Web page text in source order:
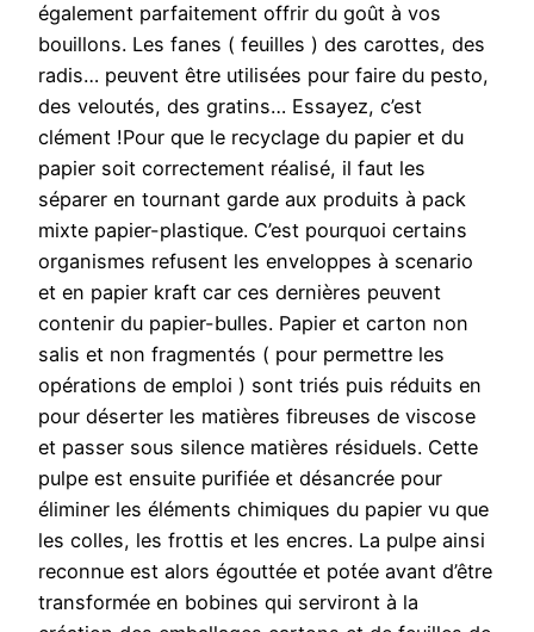
également parfaitement offrir du goût à vos
bouillons. Les fanes ( feuilles ) des carottes, des
radis… peuvent être utilisées pour faire du pesto,
des veloutés, des gratins… Essayez, c’est
clément !Pour que le recyclage du papier et du
papier soit correctement réalisé, il faut les
séparer en tournant garde aux produits à pack
mixte papier-plastique. C’est pourquoi certains
organismes refusent les enveloppes à scenario
et en papier kraft car ces dernières peuvent
contenir du papier-bulles. Papier et carton non
salis et non fragmentés ( pour permettre les
opérations de emploi ) sont triés puis réduits en
pour déserter les matières fibreuses de viscose
et passer sous silence matières résiduels. Cette
pulpe est ensuite purifiée et désancrée pour
éliminer les éléments chimiques du papier vu que
les colles, les frottis et les encres. La pulpe ainsi
reconnue est alors égouttée et potée avant d’être
transformée en bobines qui serviront à la